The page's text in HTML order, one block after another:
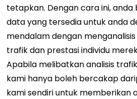
tetapkan. Dengan cara ini,
data yang tersedia untuk anda
mendalam dengan
trafik dan prestasi individu
Apabila melibatkan analisis
kami hanya boleh bercakap
kami sendiri untuk memberikan